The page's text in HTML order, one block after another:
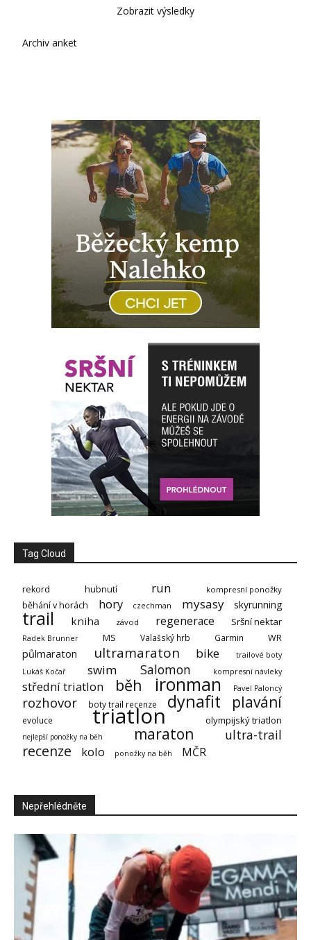
Zobrazit výsledky
Archiv anket
Tag Cloud
rekord hubnutí run kompresní ponožky
běhání v horách hory czechman mysasy skyrunning
trail kniha závod regenerace Sršní nektar
Radek Brunner MS Valašský hrb Garmin WR
půlmaraton ultramaraton bike
trailové boty
Lukáš Kočař
swim Salomon kompresní návleky
střední triatlon běh ironman Pavel Paloncý
rozhovor boty trail recenze dynafit plavání
evoluce triatlon olympijský triatlon
nejlepší ponožky na běh maraton ultra-trail
recenze kolo ponožky na běh MČR
Nepřehlédněte